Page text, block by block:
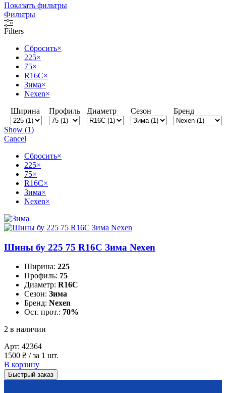
Показать фильтры
Фильтры
Filters
Сбросить×
225×
75×
R16C×
Зима×
Nexen×
Ширина
Профиль Диаметр Сезон Бренд
Show (1)
Cancel
Сбросить×
225×
75×
R16C×
Зима×
Nexen×
Шины бу 225 75 R16C Зима Nexen
Ширина: 225
Профиль: 75
Диаметр: R16C
Сезон: Зима
Бренд: Nexen
Ост. прот.: 70%
2 в наличии
Арт: 42364
1500 ₴ / за 1 шт.
В корзину
Быстрый заказ